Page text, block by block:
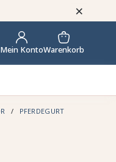
×
Mein KontoWarenkorb
PFERDEGURT